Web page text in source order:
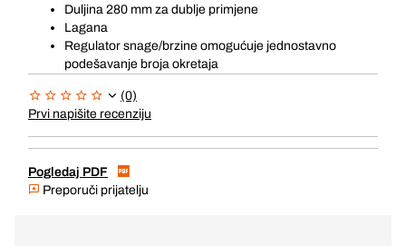
Duljina 280 mm za dublje primjene
Lagana
Regulator snage/brzine omogućuje jednostavno
podešavanje broja okretaja
(0)
Prvi napišite recenziju
Pogledaj PDF
Preporuči prijatelju